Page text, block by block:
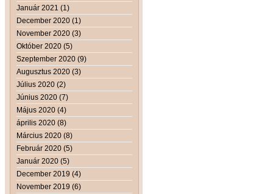
Január 2021 (1)
December 2020 (1)
November 2020 (3)
Október 2020 (5)
Szeptember 2020 (9)
Augusztus 2020 (3)
Július 2020 (2)
Június 2020 (7)
Május 2020 (4)
április 2020 (8)
Március 2020 (8)
Február 2020 (5)
Január 2020 (5)
December 2019 (4)
November 2019 (6)